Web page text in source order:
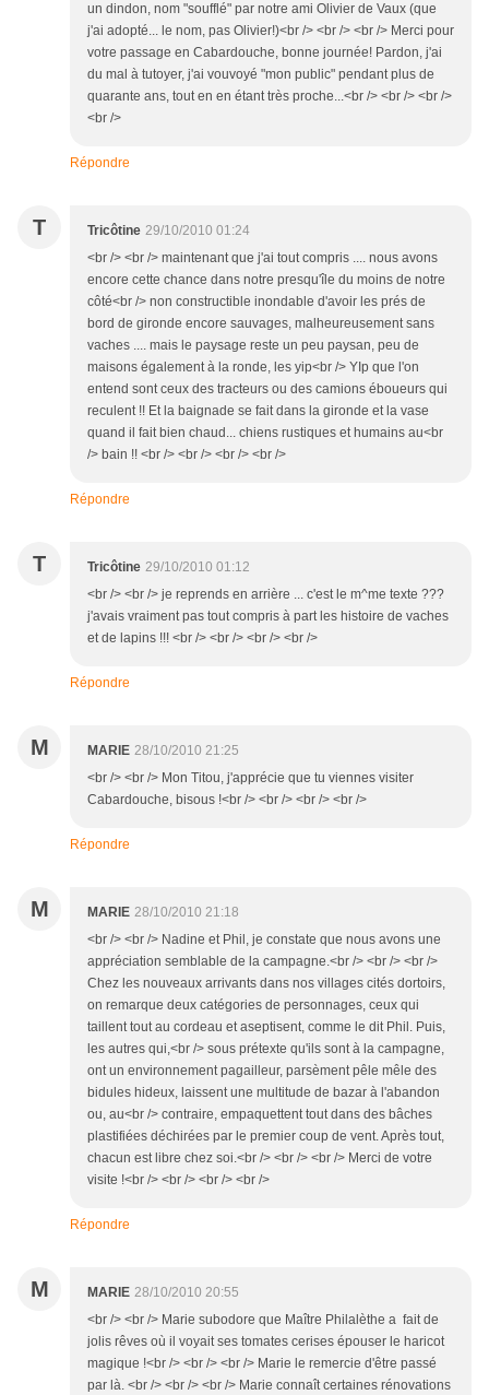
un dindon, nom "soufflé" par notre ami Olivier de Vaux (que
j'ai adopté... le nom, pas Olivier!)<br /> <br /> <br /> Merci pour
votre passage en Cabardouche, bonne journée! Pardon, j'ai
du mal à tutoyer, j'ai vouvoyé "mon public" pendant plus de
quarante ans, tout en en étant très proche...<br /> <br /> <br />
<br />
Répondre
T Tricôtine 29/10/2010 01:24
<br /> <br /> maintenant que j'ai tout compris .... nous avons
encore cette chance dans notre presqu'île du moins de notre
côté<br /> non constructible inondable d'avoir les prés de
bord de gironde encore sauvages, malheureusement sans
vaches .... mais le paysage reste un peu paysan, peu de
maisons également à la ronde, les yip<br /> YIp que l'on
entend sont ceux des tracteurs ou des camions éboueurs qui
reculent !! Et la baignade se fait dans la gironde et la vase
quand il fait bien chaud... chiens rustiques et humains au<br
/> bain !! <br /> <br /> <br /> <br />
Répondre
T Tricôtine 29/10/2010 01:12
<br /> <br /> je reprends en arrière ... c'est le m^me texte ???
j'avais vraiment pas tout compris à part les histoire de vaches
et de lapins !!! <br /> <br /> <br /> <br />
Répondre
M MARIE 28/10/2010 21:25
<br /> <br /> Mon Titou, j'apprécie que tu viennes visiter
Cabardouche, bisous !<br /> <br /> <br /> <br />
Répondre
M MARIE 28/10/2010 21:18
<br /> <br /> Nadine et Phil, je constate que nous avons une
appréciation semblable de la campagne.<br /> <br /> <br />
Chez les nouveaux arrivants dans nos villages cités dortoirs,
on remarque deux catégories de personnages, ceux qui
taillent tout au cordeau et aseptisent, comme le dit Phil. Puis,
les autres qui,<br /> sous prétexte qu'ils sont à la campagne,
ont un environnement pagailleur, parsèment pêle mêle des
bidules hideux, laissent une multitude de bazar à l'abandon
ou, au<br /> contraire, empaquettent tout dans des bâches
plastifiées déchirées par le premier coup de vent. Après tout,
chacun est libre chez soi.<br /> <br /> <br /> Merci de votre
visite !<br /> <br /> <br /> <br />
Répondre
M MARIE 28/10/2010 20:55
<br /> <br /> Marie subodore que Maître Philalèthe a fait de
jolis rêves où il voyait ses tomates cerises épouser le haricot
magique !<br /> <br /> <br /> Marie le remercie d'être passé
par là. <br /> <br /> <br /> Marie connaît certaines rénovations